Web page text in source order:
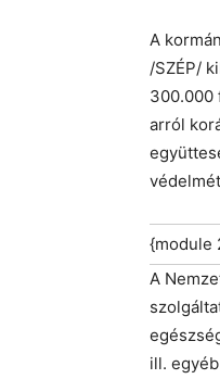
A
/SZÉP/
300.000
arról
{module
A
ill.